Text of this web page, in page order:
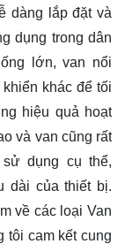
dàng lắp đặt và
dụng trong dân
lớn, van nổi
khác để tối
hiệu quả hoạt
và van cũng rất
dụng cụ thể,
dài của thiết bị.
về các loại Van
tôi cam kết cung